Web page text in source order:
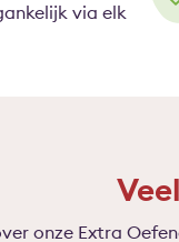
via elk
onze Extra